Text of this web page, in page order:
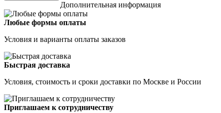
Дополнительная информация
Любые формы оплаты
Условия и варианты оплаты заказов
Быстрая доставка
Условия, стоимость и сроки доставки по Москве и России
Приглашаем к сотрудничеству